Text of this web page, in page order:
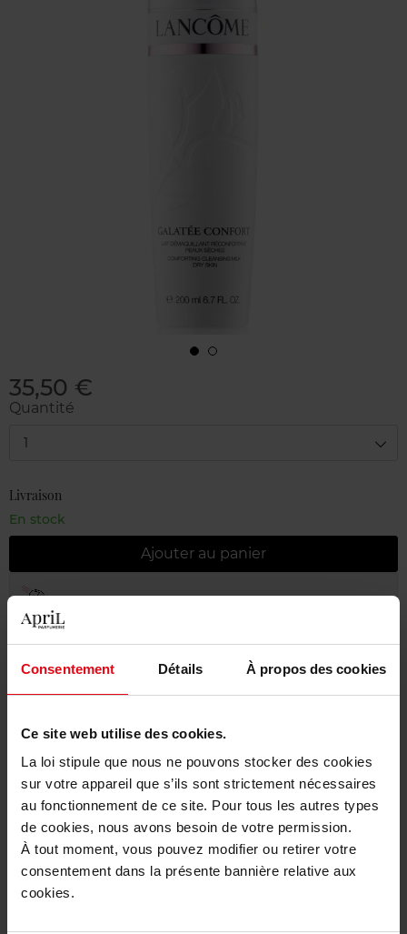
Consentement Détails À propos des cookies
Ce site web utilise des cookies.
La loi stipule que nous ne pouvons stocker des cookies
sur votre appareil que s’ils sont strictement nécessaires
au fonctionnement de ce site. Pour tous les autres types
de cookies, nous avons besoin de votre permission.
À tout moment, vous pouvez modifier ou retirer votre
consentement dans la présente bannière relative aux
cookies.
35,50 €
Quantité
1
Livraison
En stock
Ajouter au panier
Emballage cadeau offert
Description
Caractéristiques
Avis client